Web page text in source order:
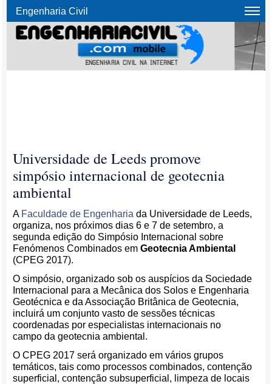
Engenharia Civil
Universidade de Leeds promove
simpósio internacional de geotecnia
ambiental
A Faculdade de Engenharia da Universidade de Leeds,
organiza, nos próximos dias 6 e 7 de setembro, a
segunda edição do Simpósio Internacional sobre
Fenómenos Combinados emGeotecnia Ambiental
(CPEG 2017).
O simpósio, organizado sob os auspícios da Sociedade
Internacional para a Mecânica dos Solos e Engenharia
Geotécnica e da Associação Britânica de Geotecnia,
incluirá um conjunto vasto de sessões técnicas
coordenadas por especialistas internacionais no
campo da geotecnia ambiental.
O CPEG 2017 será organizado em vários grupos
temáticos, tais como processos combinados, contenção
superficial, contenção subsuperficial, limpeza de locais